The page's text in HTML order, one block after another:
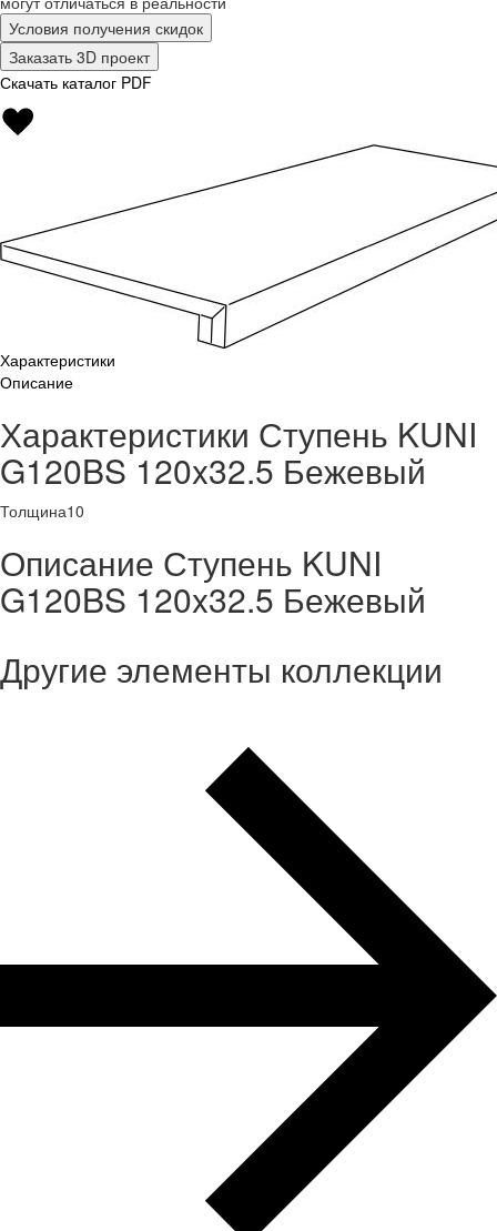
Условия получения скидок
Заказать 3D проект
Скачать каталог PDF
Характеристики
Описание
Характеристики Ступень KUNI
G120BS 120x32.5 Бежевый
Толщина10
Описание Ступень KUNI
G120BS 120x32.5 Бежевый
Другие элементы коллекции